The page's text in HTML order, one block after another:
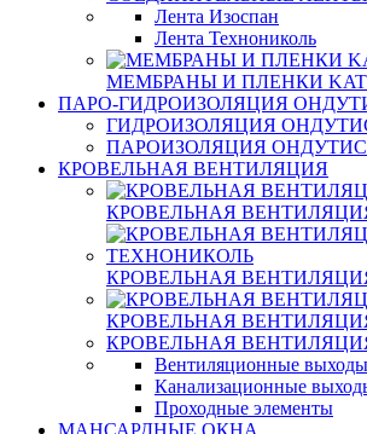
Лента Изоспан
Лента Технониколь
МЕМБРАНЫ И ПЛЕНКИ
ПАРО-ГИДРОИЗОЛЯЦИЯ
ГИДРОИЗОЛЯЦИЯ
ПАРОИЗОЛЯЦИЯ ОНДУТИС
КРОВЕЛЬНАЯ ВЕНТИЛЯЦИЯ
КРОВЕЛЬНАЯ
КРОВЕЛЬНАЯ
КРОВЕЛЬНАЯ
КРОВЕЛЬНАЯ
Вентиляционные выходы
Канализационные
Проходные элементы
МАНСАРДНЫЕ ОКНА